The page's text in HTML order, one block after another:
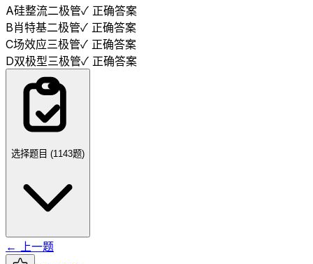
A硅整流二极管✓ 正确答案
B肖特基二极管✓ 正确答案
C场效应三极管✓ 正确答案
D双极型三极管✓ 正确答案
选择题目 (1143题)
← 上一题